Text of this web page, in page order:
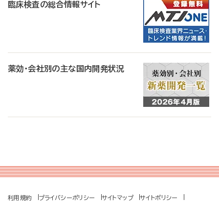
臨床検査の総合情報サイト
薬効・会社別の主な国内開発状況
利用規約 プライバシーポリシー サイトマップ サイトポリシー